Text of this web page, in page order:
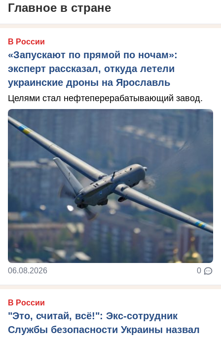
Главное в стране
В России
«Запускают по прямой по ночам»:
эксперт рассказал, откуда летели
украинские дроны на Ярославль
Целями стал нефтеперерабатывающий завод.
06.08.2026 0
В России
"Это, считай, всё!": Экс-сотрудник
Службы безопасности Украины назвал